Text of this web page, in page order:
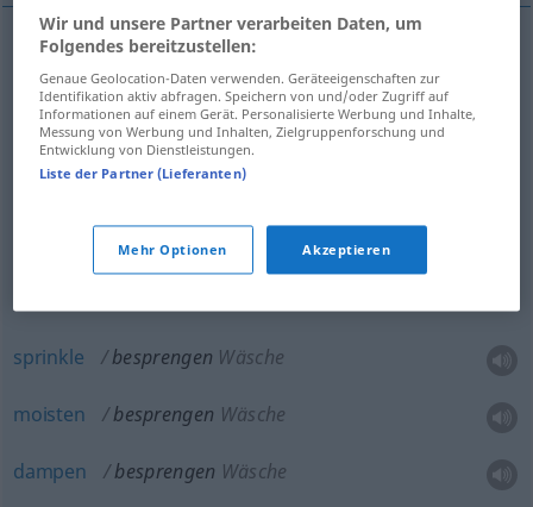
spray besprengenBlumen, Straße etc
sprinkle besprengen Blumen, Straße etc
besprengenRasen
sprinkle besprengen Wäsche
moisten besprengen Wäsche
dampen besprengen Wäsche
Wir und unsere Partner verarbeiten Daten, um
Folgendes bereitzustellen:
Genaue Geolocation-Daten verwenden. Geräteeigenschaften zur
Identifikation aktiv abfragen. Speichern von und/oder Zugriff auf
Informationen auf einem Gerät. Personalisierte Werbung und Inhalte,
Messung von Werbung und Inhalten, Zielgruppenforschung und
Entwicklung von Dienstleistungen.
Liste der Partner (Lieferanten)
Mehr Optionen Akzeptieren